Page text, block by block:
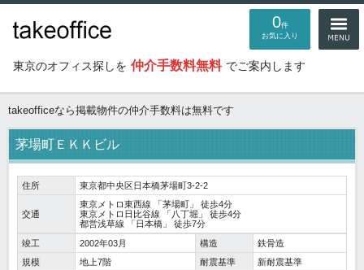
東京のオフィス探しを 仲介手数料無料 でご案内します
0件
お気に入り
takeofficeなら掲載物件の仲介手数料は無料です
茅場町ＥＫＫビル
住所 東京都中央区日本橋茅場町3-2-2
交通
東京メトロ東西線 「茅場町 」 徒歩4分
東京メトロ日比谷線 「 八丁堀 」 徒歩4分
都営浅草線 「日本橋 」 徒歩7分
竣工
2002年03月 構造
鉄骨造
規模
地上7階 耐震基準
新耐震基準